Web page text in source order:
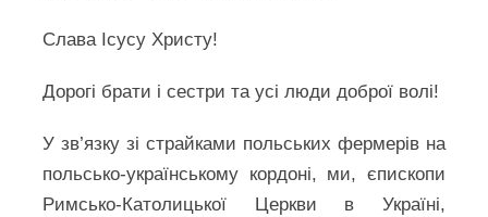
Слава Ісусу Христу!
Дорогі брати і сестри та усі люди доброї волі!
У зв’язку зі страйками польських фермерів на
польсько-українському кордоні, ми, єпископи
Римсько-Католицької Церкви в Україні,